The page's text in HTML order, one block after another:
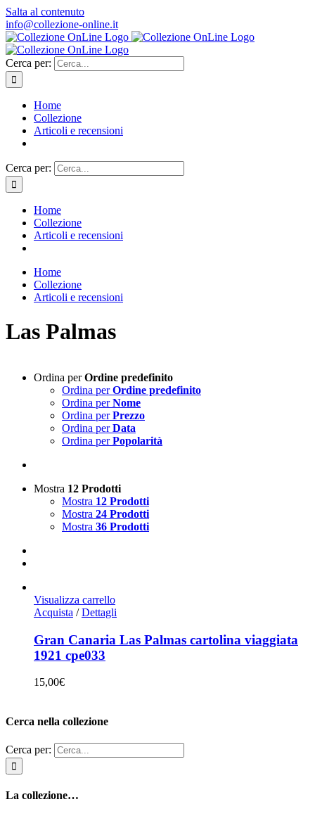
Salta al contenuto
info@collezione-online.it
Cerca per:
Home
Collezione
Articoli e recensioni
Cerca per:
Home
Collezione
Articoli e recensioni
Home
Collezione
Articoli e recensioni
Las Palmas
Ordina perOrdine predefinito
Ordina perOrdine predefinito
Ordina perNome
Ordina perPrezzo
Ordina perData
Ordina perPopolarità
Mostra 12 Prodotti
Mostra 12 Prodotti
Mostra 24 Prodotti
Mostra 36 Prodotti
Visualizza carrello
Acquista / Dettagli
Gran Canaria Las Palmas cartolina viaggiata
1921 cpe033
15,00€
Cerca nella collezione
Cerca per:
La collezione…